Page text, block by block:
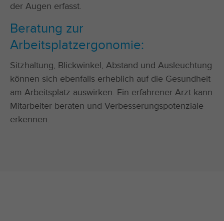
der Augen erfasst.
Beratung zur
Arbeitsplatzergonomie:
Sitzhaltung, Blickwinkel, Abstand und Ausleuchtung
können sich ebenfalls erheblich auf die Gesundheit
am Arbeitsplatz auswirken. Ein erfahrener Arzt kann
Mitarbeiter beraten und Verbesserungspotenziale
erkennen.